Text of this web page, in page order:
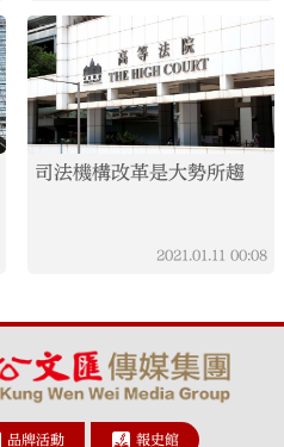
司法機構改革是大勢所趨
2021.01.11 00:08
品牌活動 報史館